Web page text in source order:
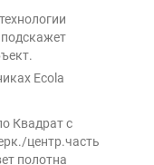
Ecola
Квадрат с
центр.часть
полотна